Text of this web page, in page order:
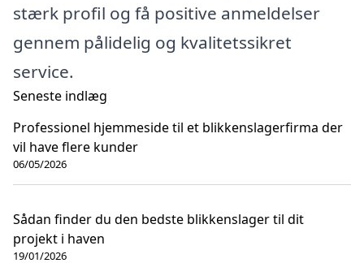
stærk profil og få positive anmeldelser
gennem pålidelig og kvalitetssikret
service.
Seneste indlæg
Professionel hjemmeside til et blikkenslagerfirma der
vil have flere kunder
06/05/2026
Sådan finder du den bedste blikkenslager til dit
projekt i haven
19/01/2026